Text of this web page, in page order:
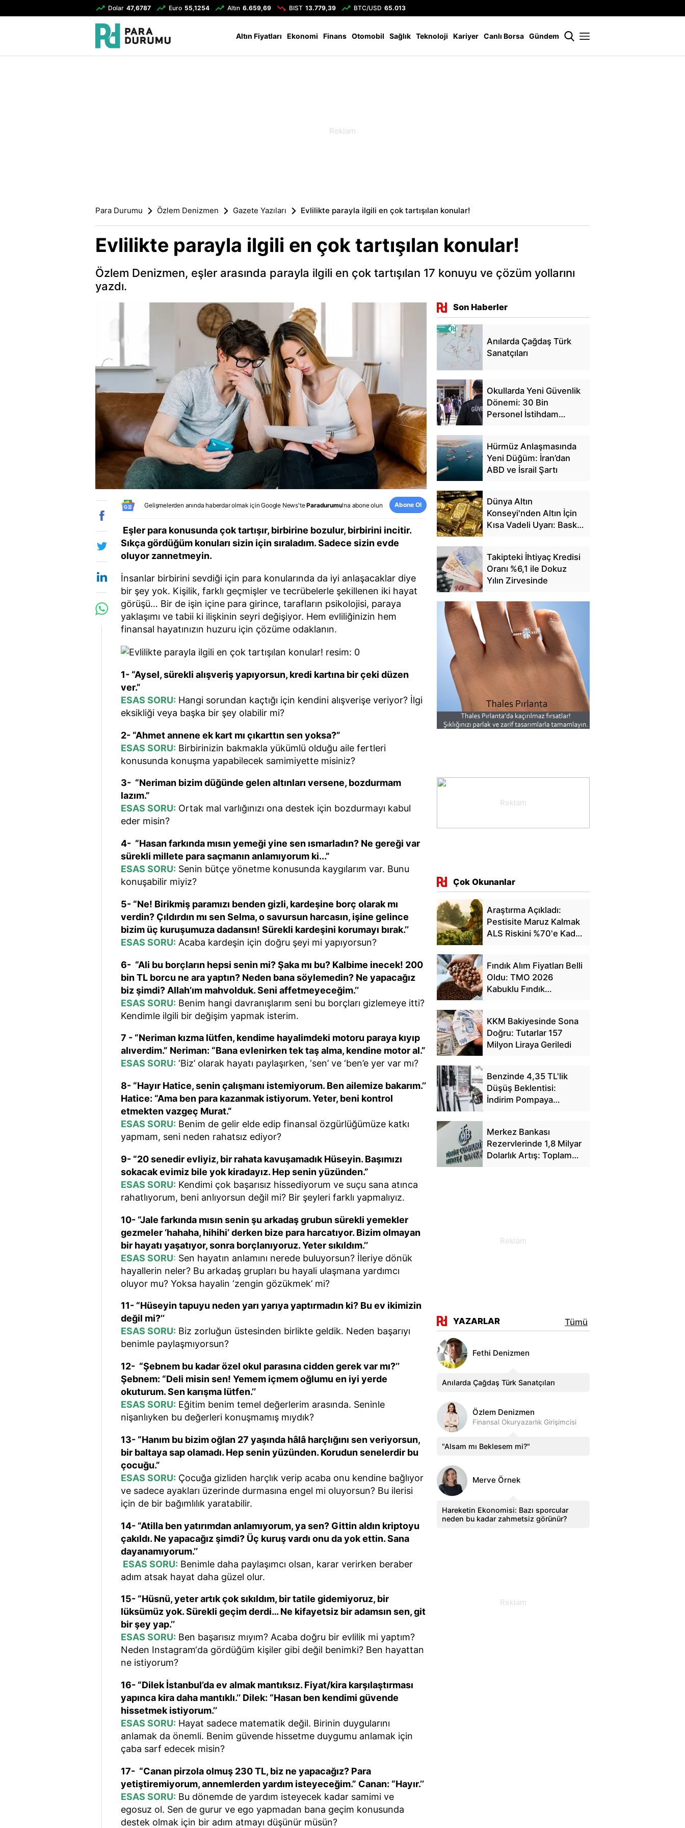
Dolar 47,6787 Euro 55,1254 Altın 6.659,69 BIST 13.779,39 BTC/USD 65.013
Altın Fiyatları Ekonomi Finans Otomobil Sağlık Teknoloji Kariyer Canlı Borsa Gündem
Para Durumu Özlem Denizmen Gazete Yazıları Evlilikte parayla ilgili en çok tartışılan konular!
Evlilikte parayla ilgili en çok tartışılan konular!
Özlem Denizmen, eşler arasında parayla ilgili en çok tartışılan 17 konuyu ve çözüm yollarını
yazdı.
Gelişmelerden anında haberdar olmak içinGoogle News'teParadurumu'na abone olun Abone Ol
Eşler para konusunda çok tartışır, birbirine bozulur, birbirini incitir.
Sıkça gördüğüm konuları sizin için sıraladım. Sadece sizin evde
oluyor zannetmeyin.
İnsanlar birbirini sevdiği için para konularında da iyi anlaşacaklar diye
bir şey yok. Kişilik, farklı geçmişler ve tecrübelerle şekillenen iki hayat
görüşü… Bir de işin içine para girince, tarafların psikolojisi, paraya
yaklaşımı ve tabii ki ilişkinin seyri değişiyor. Hem evliliğinizin hem
finansal hayatınızın huzuru için çözüme odaklanın.
1- “Aysel, sürekli alışveriş yapıyorsun, kredi kartına bir çeki düzen
ver.”
ESAS SORU: Hangi sorundan kaçtığı için kendini alışverişe veriyor? İlgi
eksikliği veya başka bir şey olabilir mi?
2- “Ahmet annene ek kart mı çıkarttın sen yoksa?”
ESAS SORU: Birbirinizin bakmakla yükümlü olduğu aile fertleri
konusunda konuşma yapabilecek samimiyette misiniz?
3- “Neriman bizim düğünde gelen altınları versene, bozdurmam
lazım.”
ESAS SORU: Ortak mal varlığınızı ona destek için bozdurmayı kabul
eder misin?
4- “Hasan farkında mısın yemeği yine sen ısmarladın? Ne gereği var
sürekli millete para saçmanın anlamıyorum ki...”
ESAS SORU: Senin bütçe yönetme konusunda kaygılarım var. Bunu
konuşabilir miyiz?
5- “Ne! Birikmiş paramızı benden gizli, kardeşine borç olarak mı
verdin? Çıldırdın mı sen Selma, o savursun harcasın, işine gelince
bizim üç kuruşumuza dadansın! Sürekli kardeşini korumayı bırak.’’
ESAS SORU: Acaba kardeşin için doğru şeyi mi yapıyorsun?
6- “Ali bu borçların hepsi senin mi? Şaka mı bu? Kalbime inecek! 200
bin TL borcu ne ara yaptın? Neden bana söylemedin? Ne yapacağız
biz şimdi? Allah’ım mahvolduk. Seni affetmeyeceğim.’’
ESAS SORU: Benim hangi davranışlarım seni bu borçları gizlemeye itti?
Kendimle ilgili bir değişim yapmak isterim.
7 - “Neriman kızma lütfen, kendime hayalimdeki motoru paraya kıyıp
alıverdim.” Neriman: “Bana evlenirken tek taş alma, kendine motor al.”
ESAS SORU: ‘Biz’ olarak hayatı paylaşırken, ‘sen’ ve ‘ben’e yer var mı?
8- “Hayır Hatice, senin çalışmanı istemiyorum. Ben ailemize bakarım.’’
Hatice: “Ama ben para kazanmak istiyorum. Yeter, beni kontrol
etmekten vazgeç Murat.”
ESAS SORU: Benim de gelir elde edip finansal özgürlüğümüze katkı
yapmam, seni neden rahatsız ediyor?
9- “20 senedir evliyiz, bir rahata kavuşamadık Hüseyin. Başımızı
sokacak evimiz bile yok kiradayız. Hep senin yüzünden.”
ESAS SORU: Kendimi çok başarısız hissediyorum ve suçu sana atınca
rahatlıyorum, beni anlıyorsun değil mi? Bir şeyleri farklı yapmalıyız.
10- “Jale farkında mısın senin şu arkadaş grubun sürekli yemekler
gezmeler ‘hahaha, hihihi’ derken bize para harcatıyor. Bizim olmayan
bir hayatı yaşatıyor, sonra borçlanıyoruz. Yeter sıkıldım.’’
ESAS SORU: Sen hayatın anlamını nerede buluyorsun? İleriye dönük
hayallerin neler? Bu arkadaş grupları bu hayali ulaşmana yardımcı
oluyor mu? Yoksa hayalin ‘zengin gözükmek’ mi?
11- “Hüseyin tapuyu neden yarı yarıya yaptırmadın ki? Bu ev ikimizin
değil mi?’’
ESAS SORU: Biz zorluğun üstesinden birlikte geldik. Neden başarıyı
benimle paylaşmıyorsun?
12- “Şebnem bu kadar özel okul parasına cidden gerek var mı?’’
Şebnem: “Deli misin sen! Yemem içmem oğlumu en iyi yerde
okuturum. Sen karışma lütfen.’’
ESAS SORU: Eğitim benim temel değerlerim arasında. Seninle
nişanlıyken bu değerleri konuşmamış mıydık?
13- “Hanım bu bizim oğlan 27 yaşında hâlâ harçlığını sen veriyorsun,
bir baltaya sap olamadı. Hep senin yüzünden. Korudun senelerdir bu
çocuğu.”
ESAS SORU: Çocuğa gizliden harçlık verip acaba onu kendine bağlıyor
ve sadece ayakları üzerinde durmasına engel mi oluyorsun? Bu ilerisi
için de bir bağımlılık yaratabilir.
14- “Atilla ben yatırımdan anlamıyorum, ya sen? Gittin aldın kriptoyu
çakıldı. Ne yapacağız şimdi? Üç kuruş vardı onu da yok ettin. Sana
dayanamıyorum.’’
ESAS SORU: Benimle daha paylaşımcı olsan, karar verirken beraber
adım atsak hayat daha güzel olur.
15- “Hüsnü, yeter artık çok sıkıldım, bir tatile gidemiyoruz, bir
lüksümüz yok. Sürekli geçim derdi… Ne kifayetsiz bir adamsın sen, git
bir şey yap.’’
ESAS SORU: Ben başarısız mıyım? Acaba doğru bir evlilik mi yaptım?
Neden Instagram‘da gördüğüm kişiler gibi değil benimki? Ben hayattan
ne istiyorum?
16- “Dilek İstanbul’da ev almak mantıksız. Fiyat/kira karşılaştırması
yapınca kira daha mantıklı.’’ Dilek: “Hasan ben kendimi güvende
hissetmek istiyorum.’’
ESAS SORU: Hayat sadece matematik değil. Birinin duygularını
anlamak da önemli. Benim güvende hissetme duygumu anlamak için
çaba sarf edecek misin?
17- “Canan pirzola olmuş 230 TL, biz ne yapacağız? Para
yetiştiremiyorum, annemlerden yardım isteyeceğim.” Canan: “Hayır.’’
ESAS SORU: Bu dönemde de yardım isteyecek kadar samimi ve
egosuz ol. Sen de gurur ve ego yapmadan bana geçim konusunda
destek olmak için bir adım atmayı düşünür müsün?
Son Haberler
Anılarda Çağdaş Türk
Sanatçıları
Okullarda Yeni Güvenlik
Dönemi: 30 Bin
Personel İstihdam
Hürmüz Anlaşmasında
Yeni Düğüm: İran’dan
ABD ve İsrail Şartı
Dünya Altın
Konseyi'nden Altın İçin
Kısa Vadeli Uyarı: Baskı
Takipteki İhtiyaç Kredisi
Oranı %6,1 ile Dokuz
Yılın Zirvesinde
Çok Okunanlar
Araştırma Açıkladı:
Pestisite Maruz Kalmak
ALS Riskini %70'e Kadar
Fındık Alım Fiyatları Belli
Oldu: TMO 2026
Kabuklu Fındık
KKM Bakiyesinde Sona
Doğru: Tutarlar 157
Milyon Liraya Geriledi
Benzinde 4,35 TL'lik
Düşüş Beklentisi:
İndirim Pompaya
Merkez Bankası
Rezervlerinde 1,8 Milyar
Dolarlık Artış: Toplam
YAZARLAR Tümü
Fethi Denizmen
Anılarda Çağdaş Türk Sanatçıları
Özlem Denizmen
Finansal Okuryazarlık Girişimcisi
"Alsam mı Beklesem mi?"
Merve Örnek
Hareketin Ekonomisi: Bazı sporcular
neden bu kadar zahmetsiz görünür?